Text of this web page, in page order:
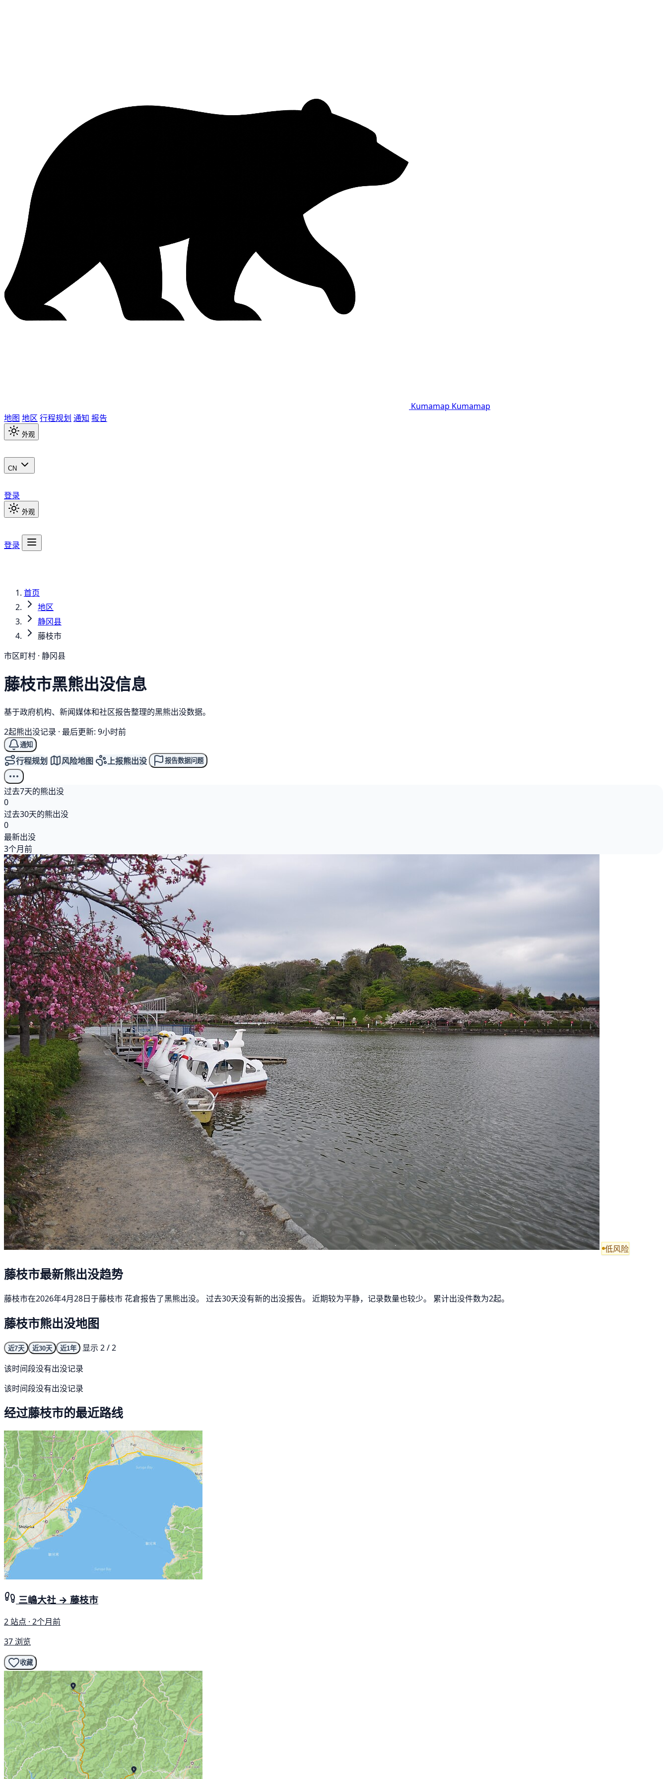
Kumamap Kumamap
地图 地区 行程规划 通知 报告
外观
CN
登录
外观
登录
首页
地区
静冈县
藤枝市
市区町村 · 静冈县
藤枝市黑熊出没信息
基于政府机构、新闻媒体和社区报告整理的黑熊出没数据。
2起熊出没记录 · 最后更新: 9小时前
通知
行程规划 风险地图 上报熊出没 报告数据问题
过去7天的熊出没
0
过去30天的熊出没
0
最新出没
3个月前
低风险
藤枝市最新熊出没趋势
藤枝市在2026年4月28日于藤枝市 花倉报告了黑熊出没。 过去30天没有新的出没报告。 近期较为平静，记录数量也较少。 累计出没件数为2起。
藤枝市熊出没地图
近7天 近30天 近1年
显示 2 / 2
该时间段没有出没记录
该时间段没有出没记录
经过藤枝市的最近路线
三嶋大社 → 藤枝市
2 站点 · 2个月前
37 浏览
收藏